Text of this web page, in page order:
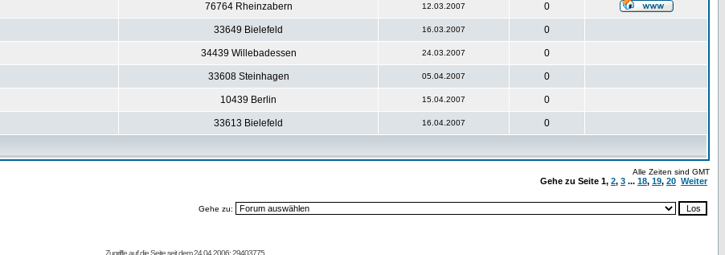
76764 Rheinzabern 12.03.2007 0
33649 Bielefeld 16.03.2007 0
34439 Willebadessen 24.03.2007 0
33608 Steinhagen 05.04.2007 0
10439 Berlin 15.04.2007 0
33613 Bielefeld 16.04.2007 0
Alle Zeiten sind GMT
Gehe zu Seite 1, 2, 3 ... 18, 19, 20 Weiter
Gehe zu:
Zugriffe auf die Seite seit dem 24.04.2006: 29403775